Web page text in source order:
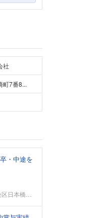
社
町7番8...
・中途を
本橋箱崎